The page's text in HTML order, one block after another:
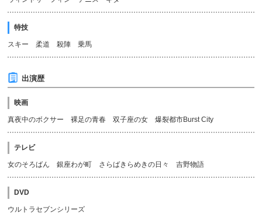
特技
スキー 柔道 殺陣 乗馬
出演歴
映画
真夜中のボクサー 裸足の青春 双子座の女 爆裂都市Burst City
テレビ
女のそろばん 銀座わが町 さらばきらめきの日々 吉野物語
DVD
ウルトラセブンシリーズ